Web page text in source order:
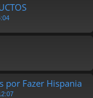
por Fazer Hispania